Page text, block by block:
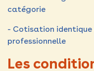
catégorie
- Cotisation
professionnelle
Les